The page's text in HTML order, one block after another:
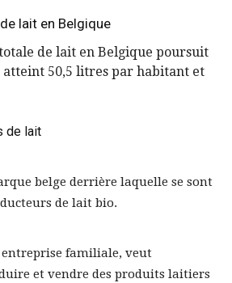
lait en Belgique
de lait en Belgique poursuit
50,5 litres par habitant et
de lait
belge derrière laquelle se sont
de lait bio.
entreprise familiale, veut
et vendre des produits laitiers